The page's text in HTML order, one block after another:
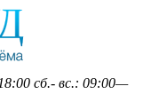
сб.- вс.: 09:00—